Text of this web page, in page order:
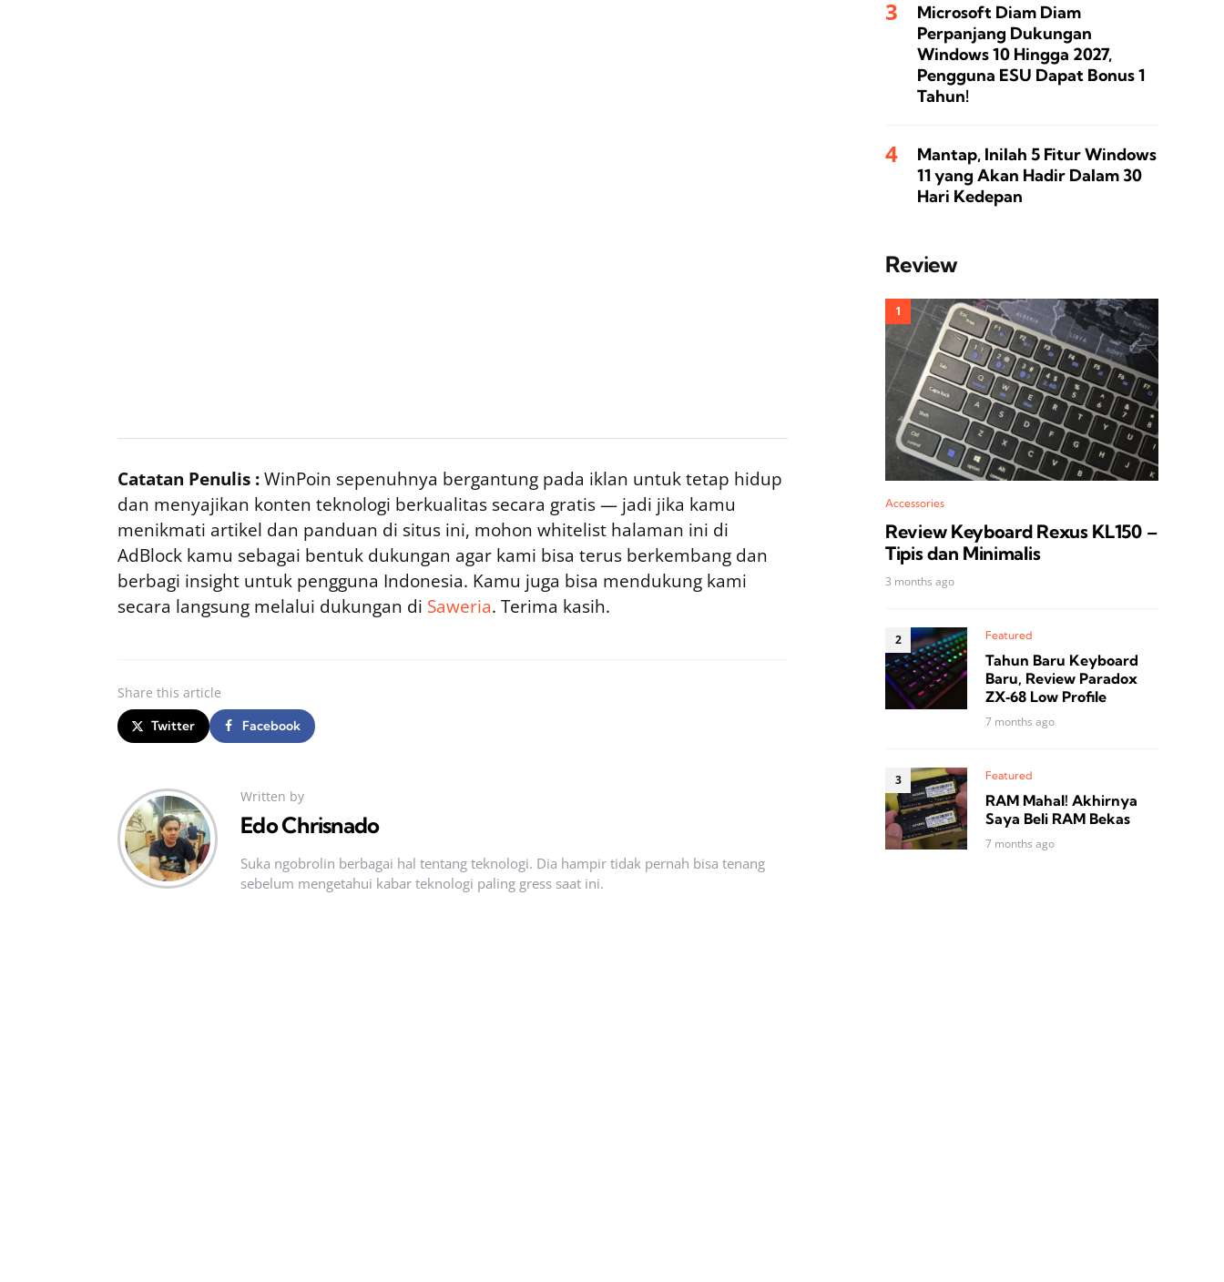
Catatan Penulis :WinPoin sepenuhnya bergantung pada iklan untuk tetap hidup
dan menyajikan konten teknologi berkualitas secara gratis — jadi jika kamu
menikmati artikel dan panduan di situs ini, mohon whitelist halaman ini di
AdBlock kamu sebagai bentuk dukungan agar kami bisa terus berkembang dan
berbagi insight untuk pengguna Indonesia. Kamu juga bisa mendukung kami
secara langsung melalui dukungan di Saweria. Terima kasih.
Share this article
Twitter Facebook
Written by
Edo Chrisnado
Suka ngobrolin berbagai hal tentang teknologi. Dia hampir tidak pernah bisa tenang
sebelum mengetahui kabar teknologi paling gress saat ini.
Microsoft Diam Diam
Perpanjang Dukungan
Windows 10 Hingga 2027,
Pengguna ESU Dapat Bonus 1
Tahun!
Mantap, Inilah 5 Fitur Windows
11 yang Akan Hadir Dalam 30
Hari Kedepan
Review
Accessories
Review Keyboard Rexus KL150 –
Tipis dan Minimalis
3 months ago
Featured
Tahun Baru Keyboard
Baru, Review Paradox
ZX‑68 Low Profile
7 months ago
Featured
RAM Mahal! Akhirnya
Saya Beli RAM Bekas
7 months ago